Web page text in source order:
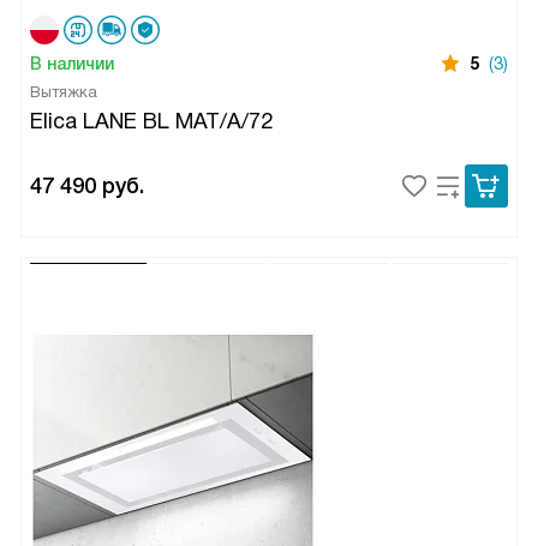
В наличии 5 (3)
Вытяжка
Elica LANE BL MAT/A/72
47 490 руб.